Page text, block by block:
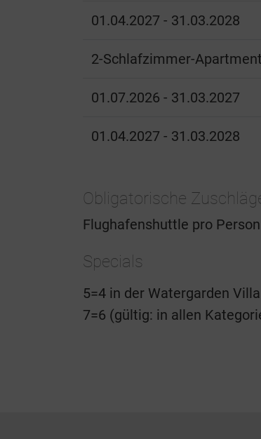
01.04.2027 - 31.03.2028
2-Schlafzimmer-
01.07.2026 - 31.03.2027
01.04.2027 - 31.03.2028
Obligatorische
Flughafenshuttle pro Person
Specials
5=4 in der Watergarden Villa
7=6 (gültig: in allen